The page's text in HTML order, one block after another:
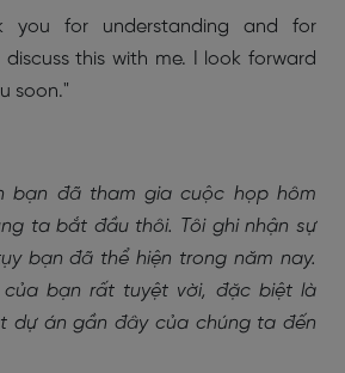
you for understanding and for
this with me. I look forward
soon."
bạn đã tham gia cuộc họp hôm
ta bắt đầu thôi. Tôi ghi nhận sự
bạn đã thể hiện trong năm nay.
bạn rất tuyệt vời, đặc biệt là
dự án gần đây của chúng ta đến